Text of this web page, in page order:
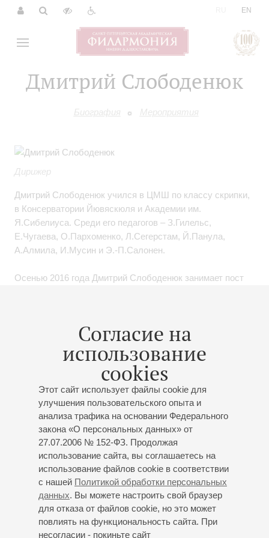
EN
Дмитрий Слободенюк
Биография Мероприятия
Согласие на
использование
cookies
Этот сайт использует файлы cookie для
улучшения пользовательского опыта и
анализа трафика на основании Федерального
закона «О персональных данных» от
27.07.2006 № 152-ФЗ. Продолжая
использование сайта, вы соглашаетесь на
использование файлов cookie в соответствии
с нашей Политикой обработки персональных
данных. Вы можете настроить свой браузер
для отказа от файлов cookie, но это может
повлиять на функциональность сайта. При
несогласии - покиньте сайт
Дирижер
Дмитрий Слободенюк учился в ЦМШ по классу скрипки,
в Консерватории Йювяскюля и Академии им.
Я.Сибелиуса. Среди его педагогов – З.Гилельс,
Е.Чугаева, О.Пархоменко, Л.Сегерстам, Й.Панула,
А.Алмила, И.Мусин и Э.-П.Салонен.
Осенью 2016 года Дмитрий Слободенюк занимает пост
руководитель Симфонического оркестра Галисии.
Среди коллективов, с которыми сотрудничал дирижер,
такие оркестры, как Гетеборгский симфонический,
Оркестр радио Штутгарта, Нидерландский
филармонический, Исландский симфонический и
Хельсинкский филармонический. Под его управлением
выступали Патриция Копачинская, Дмитрий
Ситковецкий, Виктория Муллова, Барбара Ханниган и
Хелена Юнтунен.
Репертуар музыканта простирается от венской классики
до сочинений современных композиторов. Дмитрия
Слободенюка приглашают к участию в юношеских
проектах фестивалей в Галисии и Вербье.